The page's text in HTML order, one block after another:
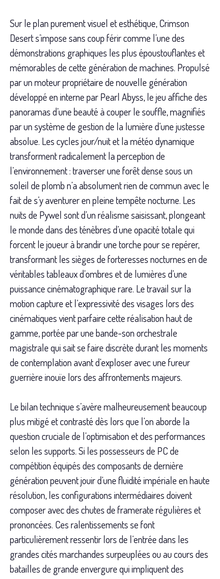
Sur le plan purement visuel et esthétique, Crimson
Desert s’impose sans coup férir comme l’une des
démonstrations graphiques les plus époustouflantes et
mémorables de cette génération de machines. Propulsé
par un moteur propriétaire de nouvelle génération
développé en interne par Pearl Abyss, le jeu affiche des
panoramas d’une beauté à couper le souffle, magnifiés
par un système de gestion de la lumière d’une justesse
absolue. Les cycles jour/nuit et la météo dynamique
transforment radicalement la perception de
l’environnement : traverser une forêt dense sous un
soleil de plomb n’a absolument rien de commun avec le
fait de s’y aventurer en pleine tempête nocturne. Les
nuits de Pywel sont d’un réalisme saisissant, plongeant
le monde dans des ténèbres d’une opacité totale qui
forcent le joueur à brandir une torche pour se repérer,
transformant les sièges de forteresses nocturnes en de
véritables tableaux d’ombres et de lumières d’une
puissance cinématographique rare. Le travail sur la
motion capture et l’expressivité des visages lors des
cinématiques vient parfaire cette réalisation haut de
gamme, portée par une bande-son orchestrale
magistrale qui sait se faire discrète durant les moments
de contemplation avant d’exploser avec une fureur
guerrière inouïe lors des affrontements majeurs.
Le bilan technique s’avère malheureusement beaucoup
plus mitigé et contrasté dès lors que l’on aborde la
question cruciale de l’optimisation et des performances
selon les supports. Si les possesseurs de PC de
compétition équipés des composants de dernière
génération peuvent jouir d’une fluidité impériale en haute
résolution, les configurations intermédiaires doivent
composer avec des chutes de framerate régulières et
prononcées. Ces ralentissements se font
particulièrement ressentir lors de l’entrée dans les
grandes cités marchandes surpeuplées ou au cours des
batailles de grande envergure qui impliquent des